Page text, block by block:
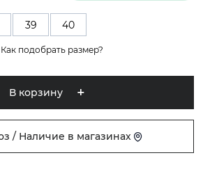
39 40
Как подобрать размер?
В корзину
/ Наличие в магазинах